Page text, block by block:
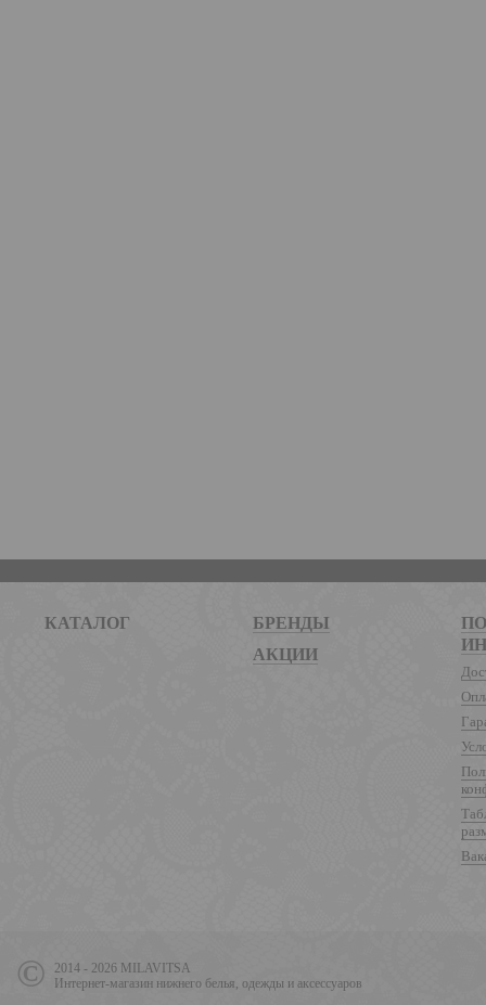
КАТАЛОГ
БРЕНДЫ
АКЦИИ
2014 - 2026 MILAVITSA
Интернет-магазин нижнего белья, одежды и аксессуаров